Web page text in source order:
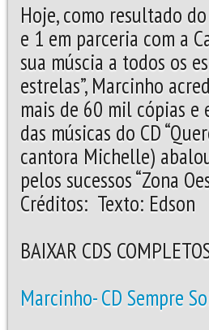
Hoje, como resultado
e 1 em parceria com a
sua múscia a todos os
estrelas”, Marcinho
mais de 60 mil cópias
das músicas do CD
cantora Michelle)
pelos sucessos “Zona
Créditos: Texto: Edson
BAIXAR CDS
Marcinho- CD Sempre